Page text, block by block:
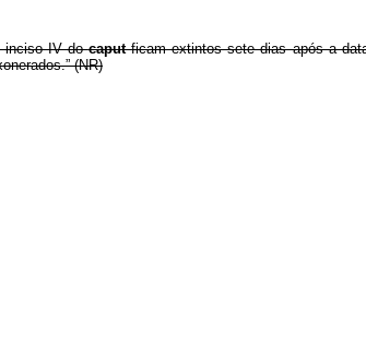
inciso IV docaputficam extintos sete dias após a
(NR)